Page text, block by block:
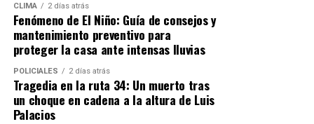
sostenía la inocencia de los imputados —quienes
permanecían en prisión preventiva desde hacía dos
años y medio y habían rechazado previamente la
posibilidad de un juicio abreviado—.
Finalmente, tras la valoración de las pruebas
presentadas por las partes, el magistrado emitió el
CLIMA 2 días atrás
Fenómeno de El Niño: Guía de consejos y
mantenimiento preventivo para
proteger la casa ante intensas lluvias
POLICIALES 2 días atrás
Tragedia en la ruta 34: Un muerto tras
un choque en cadena a la altura de Luis
Palacios